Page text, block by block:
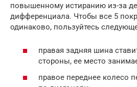
повышенному истиранию из-за
дифференциала. Чтобы все 5
одинаково, пользуйтесь
правая задняя шина
стороны, ее место
правое переднее колесо